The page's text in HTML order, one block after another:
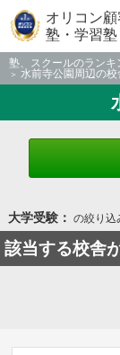
オリコン
塾・学習塾
塾、スクールのランキ
水前寺公園周辺の校
大学受験： の絞り込
該当する校舎